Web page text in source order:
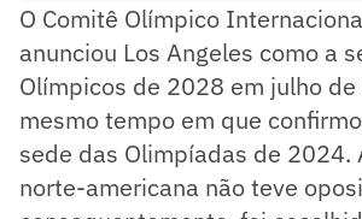
O Comitê Olímpico
anunciou Los Angeles como a
Olímpicos de 2028 em julho
mesmo tempo em que
sede das Olimpíadas de 2024.
norte-americana não teve